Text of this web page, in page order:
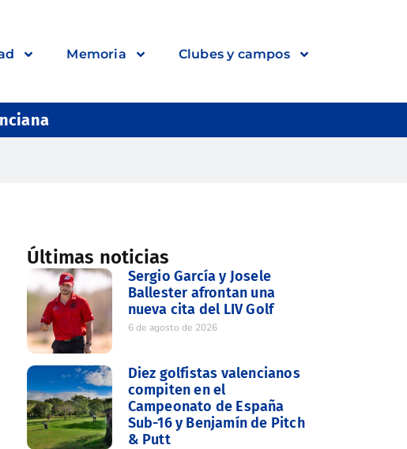
Memoria Clubes y campos
Últimas noticias
Sergio García y Josele
Ballester afrontan una
nueva cita del LIV Golf
6 de agosto de 2026
Diez golfistas valencianos
compiten en el
Campeonato de España
Sub-16 y Benjamín de Pitch
& Putt